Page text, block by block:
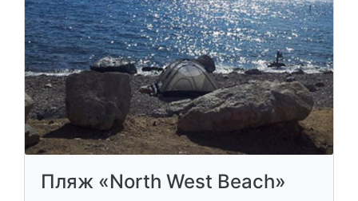
Пляж «North West Beach»